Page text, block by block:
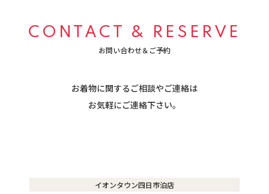
CONTACT & RESERVE
お問い合わせ＆ご予約
お着物に関するご相談やご連絡は
​​​​​​​お気軽にご連絡下さい。
イオンタウン四日市泊店